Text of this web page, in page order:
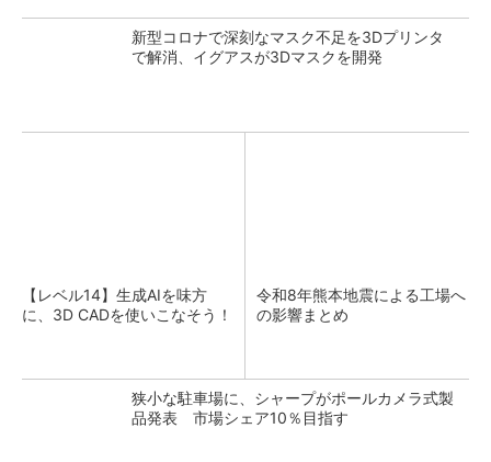
新型コロナで深刻なマスク不足を3Dプリンタ
で解消、イグアスが3Dマスクを開発
【レベル14】生成AIを味方
に、3D CADを使いこなそう！
令和8年熊本地震による工場へ
の影響まとめ
狭小な駐車場に、シャープがポールカメラ式製
品発表 市場シェア10％目指す